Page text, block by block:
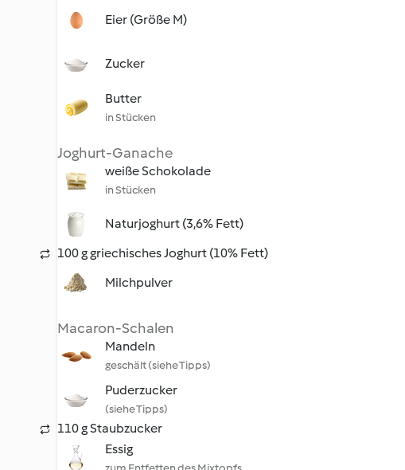
Eier (Größe M)
Zucker
Butter
in Stücken
Joghurt-Ganache
weiße Schokolade
in Stücken
Naturjoghurt (3,6% Fett)
100 g griechisches Joghurt (10% Fett)
Milchpulver
Macaron-Schalen
Mandeln
geschält (siehe Tipps)
Puderzucker
(siehe Tipps)
110 g Staubzucker
Essig